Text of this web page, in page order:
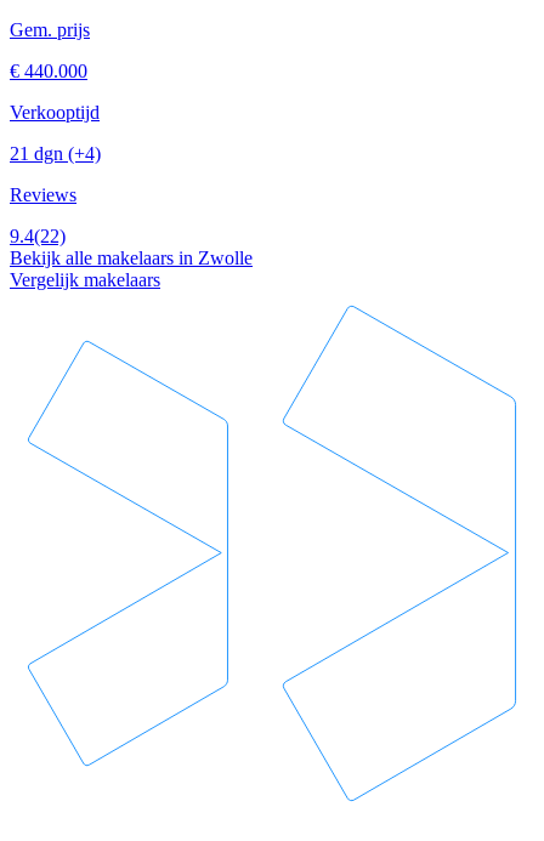
Gem. prijs
€ 440.000
Verkooptijd
21 dgn (+4)
Reviews
9.4(22)
Bekijk alle makelaars in Zwolle
Vergelijk makelaars